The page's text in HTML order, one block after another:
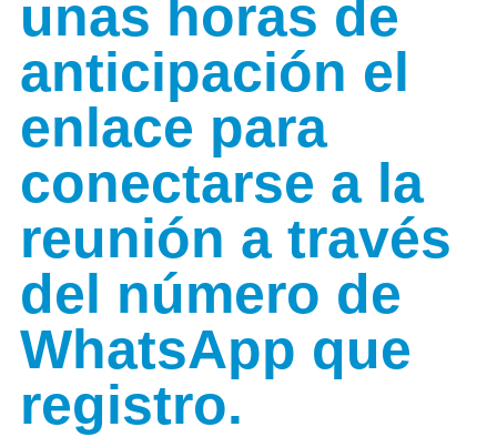
unas horas de
anticipación el
enlace para
conectarse a la
reunión a través
del número de
WhatsApp que
registro.